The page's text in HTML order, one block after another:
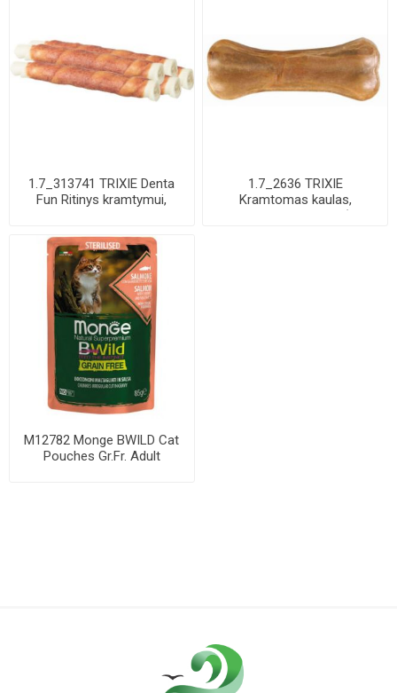
1.7_313741 TRIXIE Denta
Fun Ritinys kramtymui,
1.7_2636 TRIXIE
Kramtomas kaulas,
presuotas, 8 cm, 15 g (pak...
M12782 Monge BWILD Cat
Pouches Gr.Fr. Adult